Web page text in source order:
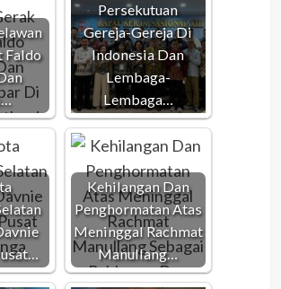
Faldo
Persekutuan
Gereja-Gereja Di
Indonesia Dan
Lembaga-
Lembaga…
Kehilangan Dan
Penghormatan Atas
Meninggal Rachmat
Manullang…